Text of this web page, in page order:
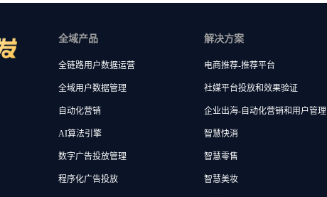
全域产品
全链路用户数据运营
全域用户数据管理
自动化营销
AI算法引擎
数字广告投放管理
程序化广告投放
解决方案
电商推荐-推荐平台
社媒平台投放和效果验证
企业出海-自动化营销和用户管理
智慧快消
智慧零售
智慧美妆